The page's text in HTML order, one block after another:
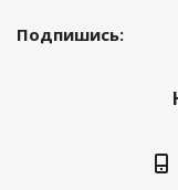
Подпишись: